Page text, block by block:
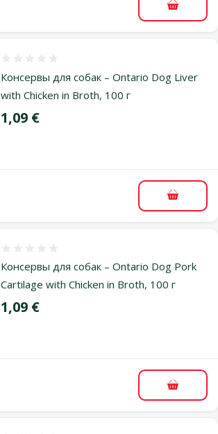
В
Консервы для собак – Ontario Dog Liver
with Chicken in Broth, 100 г
Цена
1,09 €
В
Консервы для собак – Ontario Dog Pork
Cartilage with Chicken in Broth, 100 г
Цена
1,09 €
В